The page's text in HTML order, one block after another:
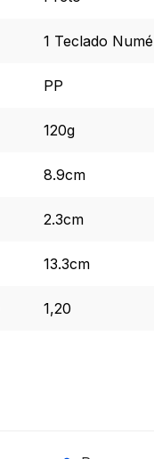
1 Teclado
PP
120g
8.9cm
2.3cm
13.3cm
1,20